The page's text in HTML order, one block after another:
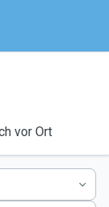
vor Ort